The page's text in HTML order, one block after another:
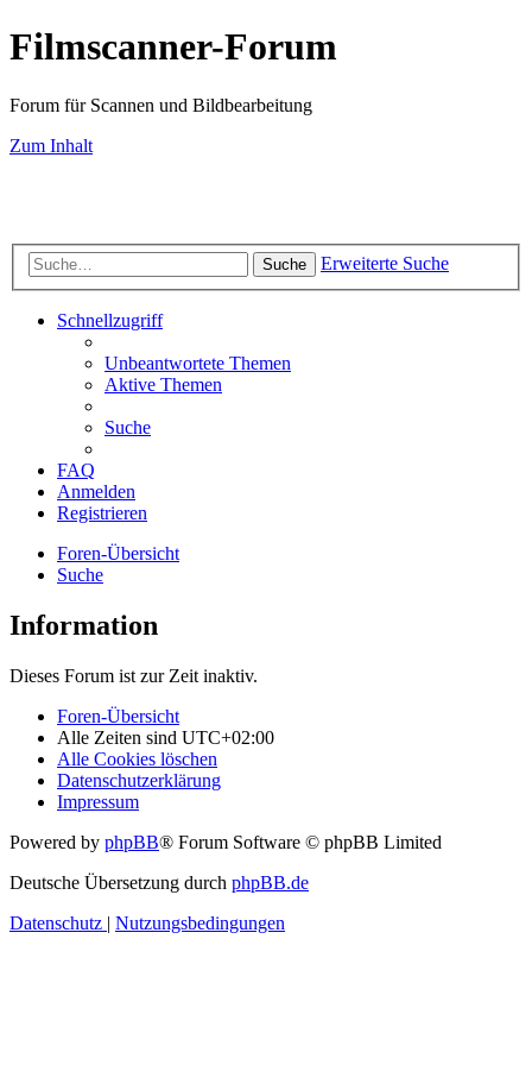
Filmscanner-Forum
Forum für Scannen und Bildbearbeitung
Zum Inhalt
Suche Erweiterte Suche
Schnellzugriff
Unbeantwortete Themen
Aktive Themen
Suche
FAQ
Anmelden
Registrieren
Foren-Übersicht
Suche
Information
Dieses Forum ist zur Zeit inaktiv.
Foren-Übersicht
Alle Zeiten sind UTC+02:00
Alle Cookies löschen
Datenschutzerklärung
Impressum
Powered by phpBB® Forum Software © phpBB Limited
Deutsche Übersetzung durch phpBB.de
Datenschutz | Nutzungsbedingungen